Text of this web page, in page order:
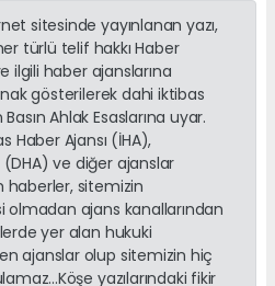
sitesinde yayınlanan yazı,
türlü telif hakkı Haber
ilgili haber ajanslarına
gösterilerek dahi iktibas
Ahlak Esaslarına uyar.
Haber Ajansı (İHA),
ve diğer ajanslar
haberler, sitemizin
ajans kanallarından
yer alan hukuki
ajanslar olup sitemizin hiç
yazılarındaki fikir